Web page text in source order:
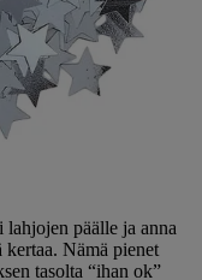
päälle ja anna
kertaa. Nämä pienet
tasolta “ihan ok”